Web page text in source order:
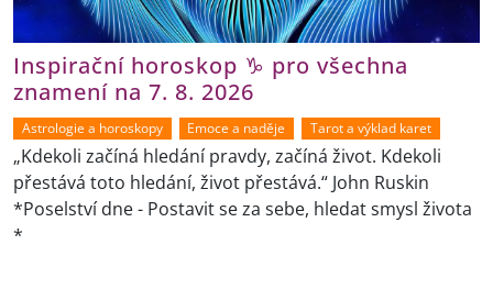
Inspirační horoskop ♑ pro všechna
znamení na 7. 8. 2026
Astrologie a horoskopy Emoce a naděje Tarot a výklad karet
„Kdekoli začíná hledání pravdy, začíná život. Kdekoli
přestává toto hledání, život přestává.“ John Ruskin
*Poselství dne - Postavit se za sebe, hledat smysl života
*